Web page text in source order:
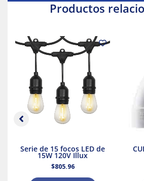
Productos
Serie de 15 focos LED de
15W 120V Illux
$805.96